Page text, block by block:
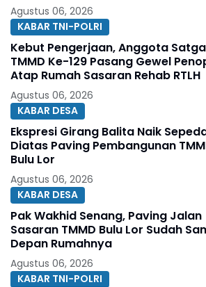
Agustus 06, 2026
KABAR TNI-POLRI
Kebut Pengerjaan, Anggota
TMMD Ke-129 Pasang Gewel
Atap Rumah Sasaran Rehab RTLH
Agustus 06, 2026
KABAR DESA
Ekspresi Girang Balita Naik
Diatas Paving Pembangunan
Bulu Lor
Agustus 06, 2026
KABAR DESA
Pak Wakhid Senang, Paving Jalan
Sasaran TMMD Bulu Lor Sudah
Depan Rumahnya
Agustus 06, 2026
KABAR TNI-POLRI